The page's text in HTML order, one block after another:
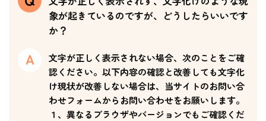
象が起きているのですが、どうしたらいいです
か？
文字が正しく表示されない場合、次のことをご確
認ください。以下内容の確認と改善しても文字化
け現状が改善しない場合は、当サイトのお問い合
わせフォームからお問い合わせをお願いします。
１、異なるブラウザやバージョンでもご確認くだ